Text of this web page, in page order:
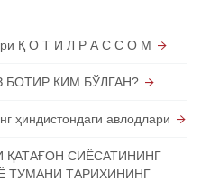
Қ О Т И Л Р А С С О М
БОТИР КИМ БЎЛГАН?
ҳиндистондаги авлодлари
ҚАТАҒОН СИЁСАТИНИНГ
ТУМАНИ ТАРИХИНИНГ